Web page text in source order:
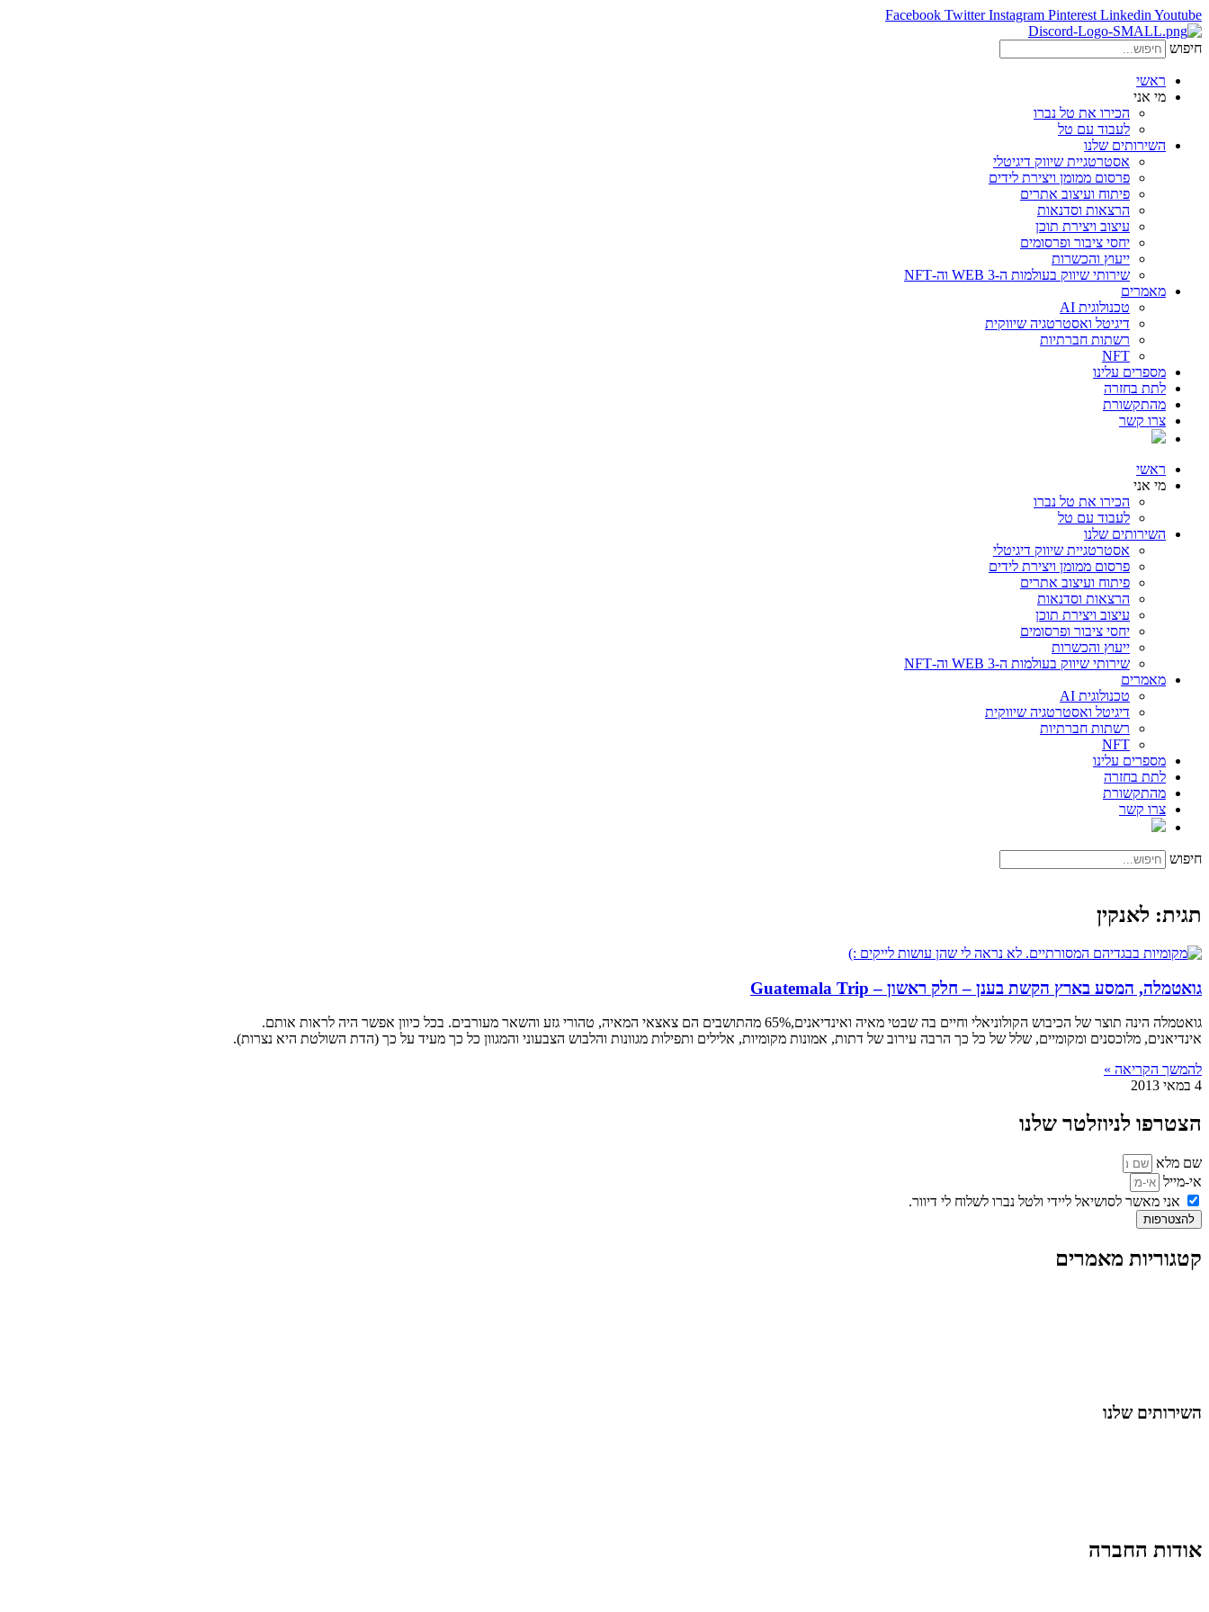
Facebook Twitter Instagram Pinterest Linkedin Youtube
חיפוש
ראשי
מי אני
הכירו את טל נברו
לעבוד עם טל
השירותים שלנו
אסטרטגיית שיווק דיגיטלי
פרסום ממומן ויצירת לידים
פיתוח ועיצוב אתרים
הרצאות וסדנאות
עיצוב ויצירת תוכן
יחסי ציבור ופרסומים
ייעוץ והכשרות
שירותי שיווק בעולמות ה-WEB 3 וה-NFT
מאמרים
טכנולוגית AI
דיגיטל ואסטרטגיה שיווקית
רשתות חברתיות
NFT
מספרים עלינו
לתת בחזרה
מהתקשורת
צרו קשר
ראשי
מי אני
הכירו את טל נברו
לעבוד עם טל
השירותים שלנו
אסטרטגיית שיווק דיגיטלי
פרסום ממומן ויצירת לידים
פיתוח ועיצוב אתרים
הרצאות וסדנאות
עיצוב ויצירת תוכן
יחסי ציבור ופרסומים
ייעוץ והכשרות
שירותי שיווק בעולמות ה-WEB 3 וה-NFT
מאמרים
טכנולוגית AI
דיגיטל ואסטרטגיה שיווקית
רשתות חברתיות
NFT
מספרים עלינו
לתת בחזרה
מהתקשורת
צרו קשר
חיפוש
תגית: לאנקין
גואטמלה, המסע בארץ הקשת בענן – חלק ראשון – Guatemala Trip
גואטמלה הינה תוצר של הכיבוש הקולוניאלי וחיים בה שבטי מאיה ואינדיאנים,65% מהתושבים הם צאצאי המאיה, טהורי גזע והשאר מעורבים. בכל כיוון אפשר היה לראות אותם.
אינדיאנים, מלוכסנים ומקומיים, שלל של כל כך הרבה עירוב של דתות, אמונות מקומיות, אלילים ותפילות מגוונות והלבוש הצבעוני והמגוון כל כך מעיד על כך (הדת השולטת היא נצרות).
להמשך הקריאה »
4 במאי 2013
הצטרפו לניוזלטר שלנו
שם מלא
אי-מייל
אני מאשר לסושיאל ליידי ולטל נברו לשלוח לי דיוור.
להצטרפות
קטגוריות מאמרים
השירותים שלנו
אודות החברה